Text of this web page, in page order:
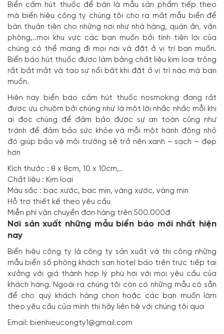
MỚI
NHẤT
số
lượng
Biển cấm hút thuốc để bàn là mẫu sản phẩm tiếp theo
mà biển hiệu công ty chúng tôi cho ra mắt mẫu biển để
bàn thuận tiện cho những nơi như nhà hàng, quán ăn, văn
phòng,..mọi khu vực các bạn muốn bởi tính tiện lợi của
chúng có thể mang đi mọi nơi và đặt ở vị trí bạn muốn.
Biển báo hút thuốc được làm bằng chất liệu kim loại trông
rất bắt mắt và tạo sự nổi bật khi đặt ở vị trí nào mà bạn
muốn.
Hiện nay
biển báo cấm hút thuốc nosmoking đang rất
được ưu chuộm bởi chúng như là một lời nhắc nhắc mỗi khi
ai đọc chúng để đảm bảo được sự an toàn cũng như
tránh để đảm bảo sức khỏe và mỗi một hành động nhỏ
đó giúp bảo vệ môi trường sẽ trở nên xanh – sạch – đẹp
hơn
Kích thước : 8 x 8cm, 10 x 10cm,..
Chất liệu : Kim loại
Màu sắc : bạc xước, bạc mịn, vàng xước, vàng mịn
Hỗ trợ thiết kế theo yêu cầu
Miễn phí vận chuyển đơn hàng trên 500.000đ
Nơi sản xuất những mẫu biển báo mới nhất hiện
nay
Biển hiệu công ty là công ty sản xuất và thi công những
mẫu biển số phòng khách sạn hotel
báo trên trực tiếp tại
xưởng với giá thành hợp lý phù hợi với mọi yêu cầu của
khách hàng. Ngoài ra chúng tôi còn có những mẫu có sẵn
để cho quý khách hàng chọn hoặc các bạn muốn làm
theo yêu cầu của mình thì hãy liên hệ với chúng tôi qua
Email: bienhieucongty1@gmail.com